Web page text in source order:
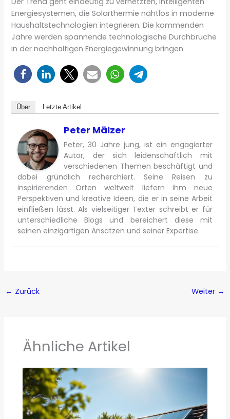
Energiesystemen, die Solarthermie nahtlos in moderne
Haushaltstechnologien integrieren. Die kommenden
Jahre werden spannende technologische Durchbrüche
in der nachhaltigen Energiegewinnung bringen.
Über Letzte Artikel
Peter Mälzer
Peter, 30 Jahre jung, ist ein engagierter
Autor, der sich leidenschaftlich mit
verschiedenen Themen beschäftigt und
dabei gründlich recherchiert. Seine Reisen zu
inspirierenden Orten weltweit liefern ihm neue
Perspektiven und kreative Ideen, die er in seine Arbeit
einfließen lässt. Als vielseitiger Texter schreibt er für
unterschiedliche Blogs und bereichert diese mit
seinen einzigartigen Ansätzen und seiner Expertise.
← Zurück Weiter →
Ähnliche Artikel